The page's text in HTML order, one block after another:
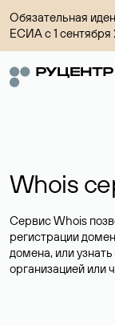
Обязательная
ЕСИА с 1 сентября
Whois
Сервис Whois
регистрации
домена, или
организацией или